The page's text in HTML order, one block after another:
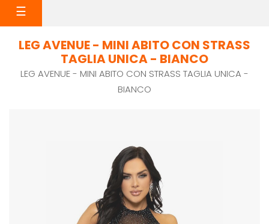
navigazione
☰
LEG AVENUE - MINI ABITO CON STRASS
TAGLIA UNICA - BIANCO
LEG AVENUE - MINI ABITO CON STRASS TAGLIA UNICA -
BIANCO